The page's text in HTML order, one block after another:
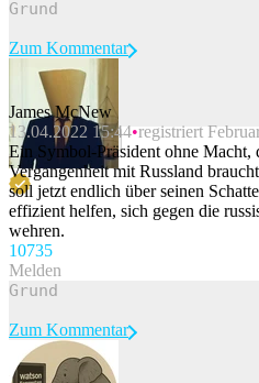
Beitrag melden
Zum Kommentar
James McNew
13.04.2022 15:44 registriert
Ein Symbol-Präsident ohne Macht,
Vergangenheit mit Russland
soll jetzt endlich über seinen
effizient helfen, sich gegen die
wehren.
10735
Melden
Zum Kommentar